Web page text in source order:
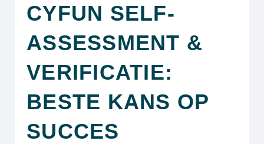
CYFUN SELF-
ASSESSMENT &
VERIFICATIE:
BESTE KANS OP
SUCCES